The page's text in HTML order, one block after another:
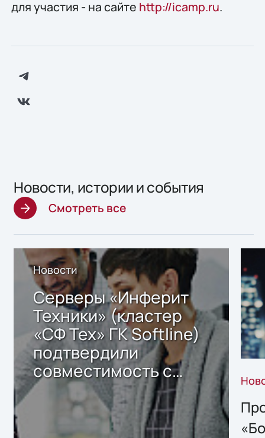
для участия - на сайте http://icamp.ru.
Новости, истории и события
Смотреть все
Новости
Серверы «Инферит
Техники» (кластер
«СФ Тех» ГК Softline)
подтвердили
совместимость с
решением Sharx
Storage 2.x для
хранения данных